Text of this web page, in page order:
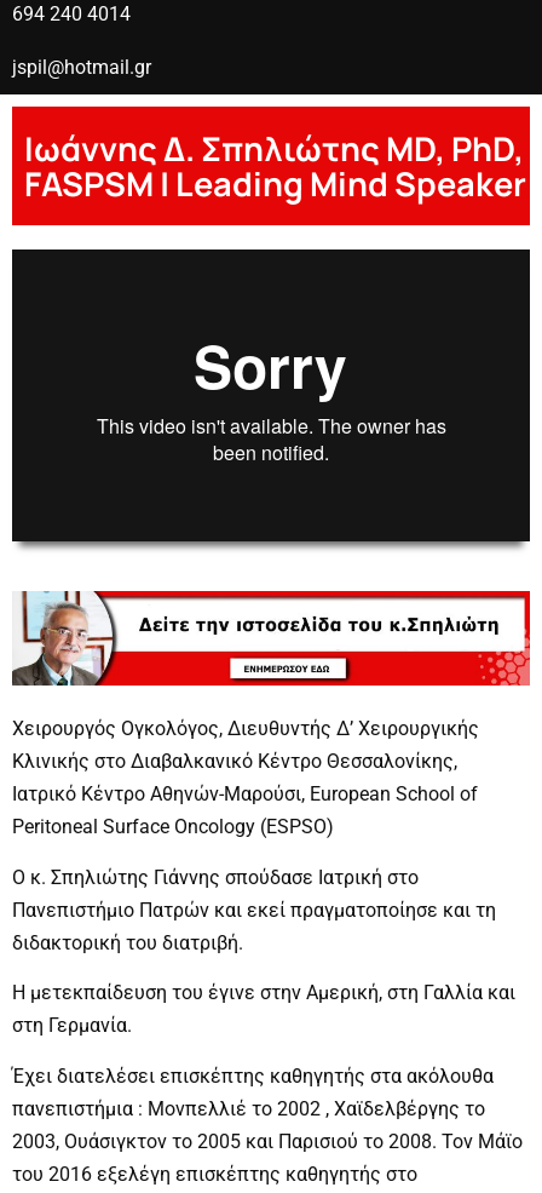
Ιωάννης Δ. Σπηλιώτης MD, PhD,
FASPSM | Leading Mind Speaker
Χειρουργός Ογκολόγος, Διευθυντής Δ’ Χειρουργικής
Κλινικής στο Διαβαλκανικό Κέντρο Θεσσαλονίκης,
Ιατρικό Κέντρο Αθηνών-Μαρούσι, European School of
Peritoneal Surface Oncology (ESPSO)
Ο κ. Σπηλιώτης Γιάννης σπούδασε Ιατρική στο
Πανεπιστήμιο Πατρών και εκεί πραγματοποίησε και τη
διδακτορική του διατριβή.
Η μετεκπαίδευση του έγινε στην Αμερική, στη Γαλλία και
στη Γερμανία.
Έχει διατελέσει επισκέπτης καθηγητής στα ακόλουθα
πανεπιστήμια : Μονπελλιέ το 2002 , Χαϊδελβέργης το
2003, Ουάσιγκτον το 2005 και Παρισιού το 2008. Τον Μάϊο
του 2016 εξελέγη επισκέπτης καθηγητής στο
694 240 4014
jspil@hotmail.gr